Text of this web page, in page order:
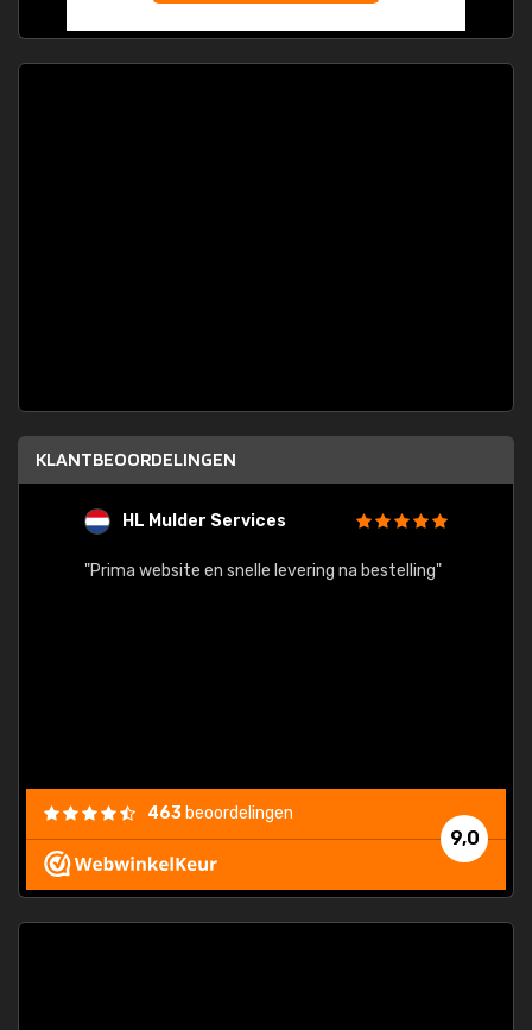
KLANTBEOORDELINGEN
HL Mulder Services
"Prima website en snelle levering na bestelling"
9,0
463 beoordelingen